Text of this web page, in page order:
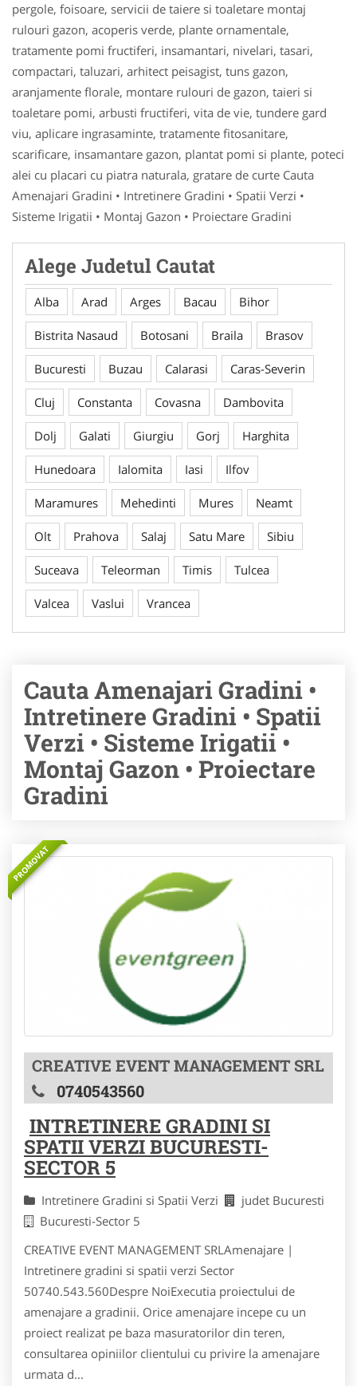
pergole, foisoare, servicii de taiere si toaletare montaj
rulouri gazon, acoperis verde, plante ornamentale,
tratamente pomi fructiferi, insamantari, nivelari, tasari,
compactari, taluzari, arhitect peisagist, tuns gazon,
aranjamente florale, montare rulouri de gazon, taieri si
toaletare pomi, arbusti fructiferi, vita de vie, tundere gard
viu, aplicare ingrasaminte, tratamente fitosanitare,
scarificare, insamantare gazon, plantat pomi si plante, poteci
alei cu placari cu piatra naturala, gratare de curte Cauta
Amenajari Gradini • Intretinere Gradini • Spatii Verzi •
Sisteme Irigatii • Montaj Gazon • Proiectare Gradini
Alege Judetul Cautat
Alba Arad Arges Bacau Bihor
Bistrita Nasaud Botosani Braila Brasov
Bucuresti Buzau Calarasi Caras-Severin
Cluj Constanta Covasna Dambovita
Dolj Galati Giurgiu Gorj Harghita
Hunedoara Ialomita Iasi Ilfov
Maramures Mehedinti Mures Neamt
Olt Prahova Salaj Satu Mare Sibiu
Suceava Teleorman Timis Tulcea
Valcea Vaslui Vrancea
Cauta Amenajari Gradini •
Intretinere Gradini • Spatii
Verzi • Sisteme Irigatii •
Montaj Gazon • Proiectare
Gradini
PROMOVAT
CREATIVE EVENT MANAGEMENT SRL
0740543560
INTRETINERE GRADINI SI
SPATII VERZI BUCURESTI-
SECTOR 5
Intretinere Gradini si Spatii Verzi
judet Bucuresti
Bucuresti-Sector 5
CREATIVE EVENT MANAGEMENT SRLAmenajare |
Intretinere gradini si spatii verzi Sector
50740.543.560Despre NoiExecutia proiectului de
amenajare a gradinii. Orice amenajare incepe cu un
proiect realizat pe baza masuratorilor din teren,
consultarea opiniilor clientului cu privire la amenajare
urmata d...